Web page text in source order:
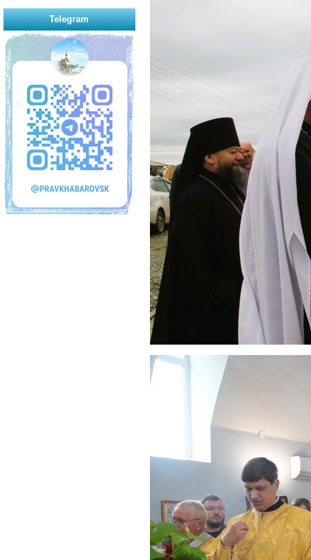
Telegram